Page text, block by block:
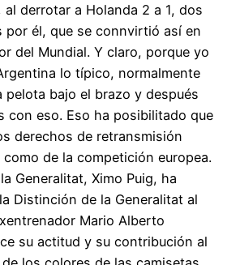
derrotar a Holanda 2 a 1, dos
por él, que se connvirtió así en
del Mundial. Y claro, porque yo
lo típico, normalmente
pelota bajo el brazo y después
con eso. Eso ha posibilitado que
derechos de retransmisión
de la competición europea.
Generalitat, Ximo Puig, ha
Distinción de la Generalitat al
Mario Alberto
su actitud y su contribución al